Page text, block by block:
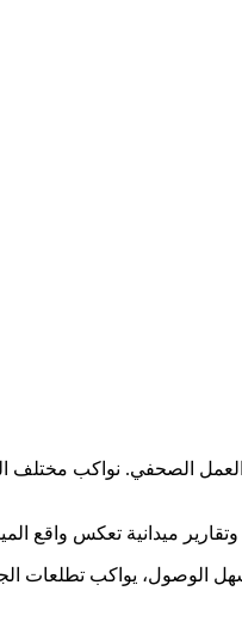
العمل الصحفي. نواكب
ميدانية تعكس واقع
الوصول، يواكب تطلعات